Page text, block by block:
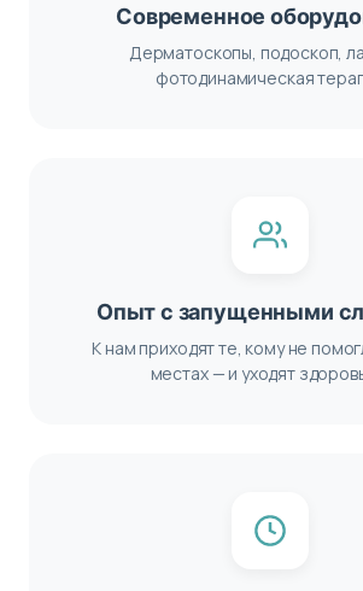
Современное
Дерматоскопы, подоскоп,
фотодинамическая
Опыт с запущенными
К нам приходят те, кому не
местах — и уходят